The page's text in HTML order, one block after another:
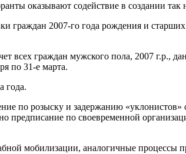
оказывают содействие в создании
граждан 2007-го года рождения и
всех граждан мужского пола, 2007 г.р.,
по 31-е марта.
года.
по розыску и задержанию «уклонистов»
по своевременной
мобилизации, аналогичные процессы